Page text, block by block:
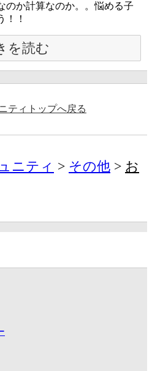
のか計算なのか。。悩める子
！！
を読む
ティトップへ戻る
ニティ その他
お